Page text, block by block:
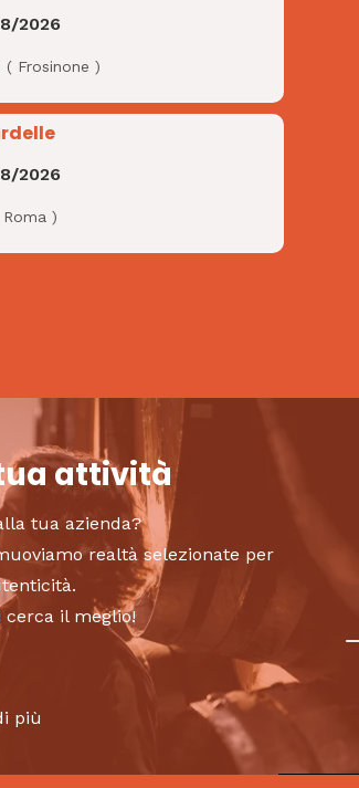
2026
( Frosinone )
2026
Roma )
attività
tua azienda?
realtà selezionate per
cerca il meglio!
più